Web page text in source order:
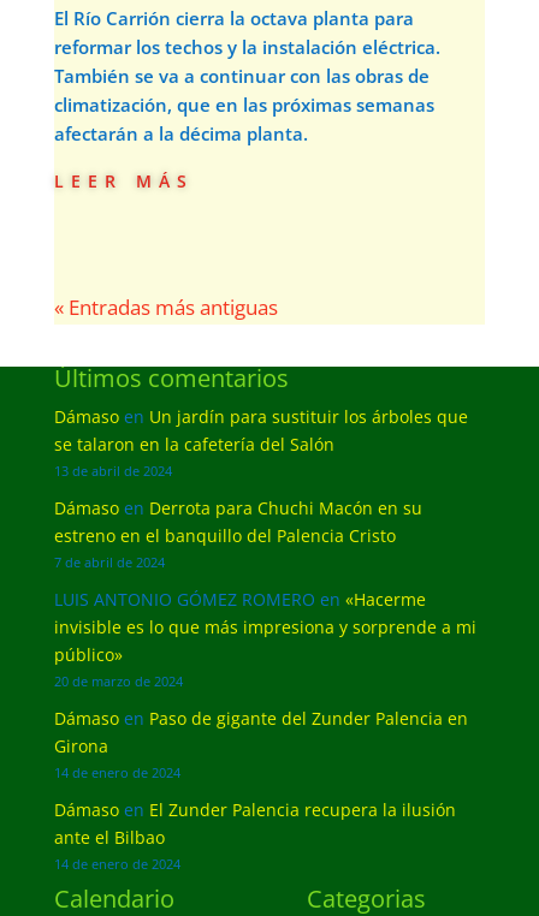
El Río Carrión cierra la octava planta para
reformar los techos y la instalación eléctrica.
También se va a continuar con las obras de
climatización, que en las próximas semanas
afectarán a la décima planta.
leer más
« Entradas más antiguas
Últimos comentarios
Dámasoen Un jardín para sustituir los árboles que
se talaron en la cafetería del Salón
13 de abril de 2024
Dámasoen Derrota para Chuchi Macón en su
estreno en el banquillo del Palencia Cristo
7 de abril de 2024
LUIS ANTONIO GÓMEZ ROMERO en «Hacerme
invisible es lo que más impresiona y sorprende a mi
público»
20 de marzo de 2024
Dámasoen Paso de gigante del Zunder Palencia en
Girona
14 de enero de 2024
Dámasoen El Zunder Palencia recupera la ilusión
ante el Bilbao
14 de enero de 2024
Calendario Categorias